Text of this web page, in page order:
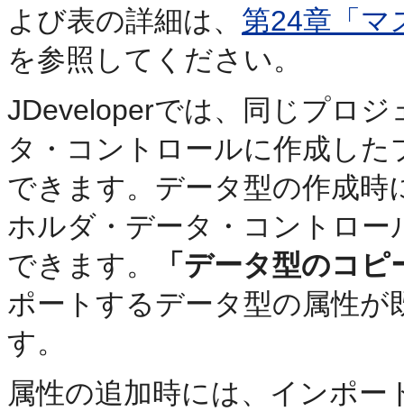
よび表の詳細は、 第24章「マ
を参照してください。
JDeveloperでは、同じプロ
タ・コントロールに作成し
できます。データ型の作成
ホルダ・データ・コントロ
できます。
「データ型のコピ
ポートするデータ型の属性
す。
属性の追加時には、インポ